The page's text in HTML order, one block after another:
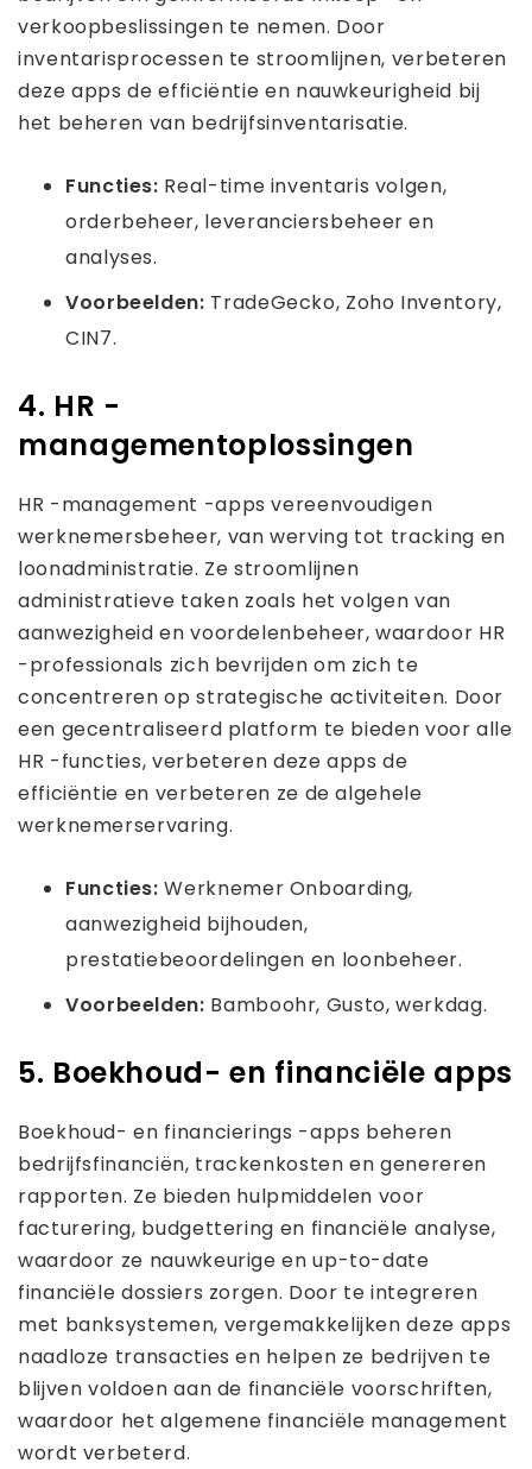
verkoopbeslissingen te nemen. Door
inventarisprocessen te stroomlijnen, verbeteren
deze apps de efficiëntie en nauwkeurigheid bij
het beheren van bedrijfsinventarisatie.
Functies: Real-time inventaris volgen,
orderbeheer, leveranciersbeheer en
analyses.
Voorbeelden: TradeGecko, Zoho Inventory,
CIN7.
4. HR -
managementoplossingen
HR -management -apps vereenvoudigen
werknemersbeheer, van werving tot tracking en
loonadministratie. Ze stroomlijnen
administratieve taken zoals het volgen van
aanwezigheid en voordelenbeheer, waardoor HR
-professionals zich bevrijden om zich te
concentreren op strategische activiteiten. Door
een gecentraliseerd platform te bieden voor alle
HR -functies, verbeteren deze apps de
efficiëntie en verbeteren ze de algehele
werknemerservaring.
Functies:Werknemer Onboarding,
aanwezigheid bijhouden,
prestatiebeoordelingen en loonbeheer.
Voorbeelden: Bamboohr, Gusto, werkdag.
5. Boekhoud- en financiële apps
Boekhoud- en financierings -apps beheren
bedrijfsfinanciën, trackenkosten en genereren
rapporten. Ze bieden hulpmiddelen voor
facturering, budgettering en financiële analyse,
waardoor ze nauwkeurige en up-to-date
financiële dossiers zorgen. Door te integreren
met banksystemen, vergemakkelijken deze apps
naadloze transacties en helpen ze bedrijven te
blijven voldoen aan de financiële voorschriften,
waardoor het algemene financiële management
wordt verbeterd.